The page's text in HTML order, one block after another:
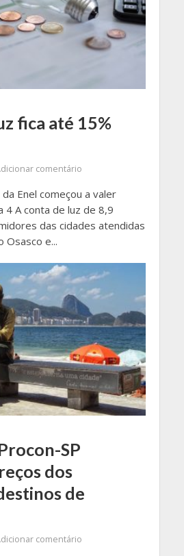
fica até 15%
comentário
Enel começou a valer
4 A conta de luz de 8,9
das cidades atendidas
Osasco e...
SP
dos
de
comentário